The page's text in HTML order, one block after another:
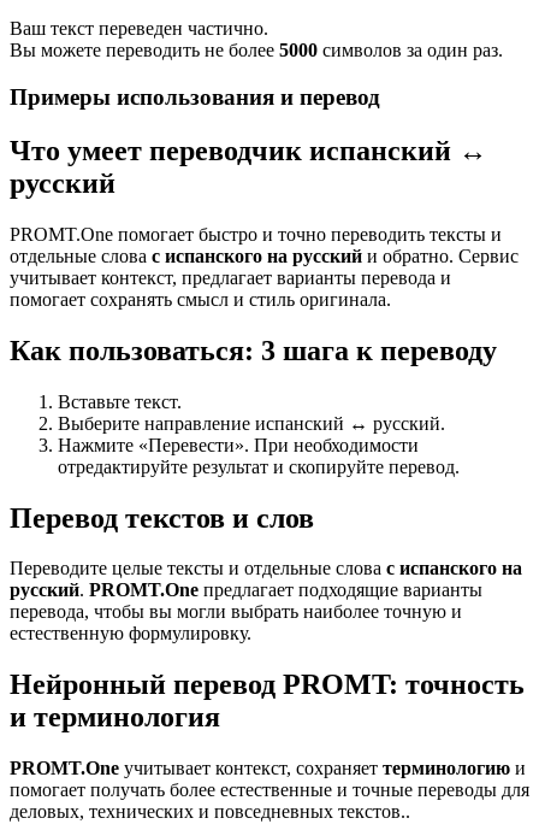
Ваш текст переведен частично.
Вы можете переводить не более 5000 символов за один раз.
Примеры использования и перевод
Что умеет переводчик испанский ↔
русский
PROMT.One помогает быстро и точно переводить тексты и
отдельные слова с испанского на русский и обратно. Сервис
учитывает контекст, предлагает варианты перевода и
помогает сохранять смысл и стиль оригинала.
Как пользоваться: 3 шага к переводу
Вставьте текст.
Выберите направление испанский ↔ русский.
Нажмите «Перевести». При необходимости
отредактируйте результат и скопируйте перевод.
Перевод текстов и слов
Переводите целые тексты и отдельные слова с испанского на
русский. PROMT.One предлагает подходящие варианты
перевода, чтобы вы могли выбрать наиболее точную и
естественную формулировку.
Нейронный перевод PROMT: точность
и терминология
PROMT.One учитывает контекст, сохраняет терминологию и
помогает получать более естественные и точные переводы для
деловых, технических и повседневных текстов..